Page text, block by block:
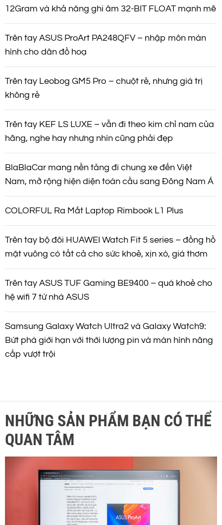
12Gram và khả năng ghi âm 32-BIT FLOAT mạnh mẽ
Trên tay ASUS ProArt PA248QFV – nhập môn màn
hình cho dân đồ hoạ
Trên tay Leobog GM5 Pro – chuột rẻ, nhưng giá trị
không rẻ
Trên tay KEF LS LUXE – vẫn đi theo kim chỉ nam của
hãng, nghe hay nhưng nhìn cũng phải đẹp
BlaBlaCar mang nền tảng đi chung xe đến Việt
Nam, mở rộng hiện diện toàn cầu sang Đông Nam Á
COLORFUL Ra Mắt Laptop Rimbook L1 Plus
Trên tay bộ đôi HUAWEI Watch Fit 5 series – đồng hồ
mặt vuông có tất cả cho sức khoẻ, xịn xò, giá thơm
Trên tay ASUS TUF Gaming BE9400 – quá khoẻ cho
hệ wifi 7 từ nhà ASUS
Samsung Galaxy Watch Ultra2 và Galaxy Watch9:
Bứt phá giới hạn với thời lượng pin và màn hình nâng
cấp vượt trội
NHỮNG SẢN PHẨM BẠN CÓ THỂ
QUAN TÂM